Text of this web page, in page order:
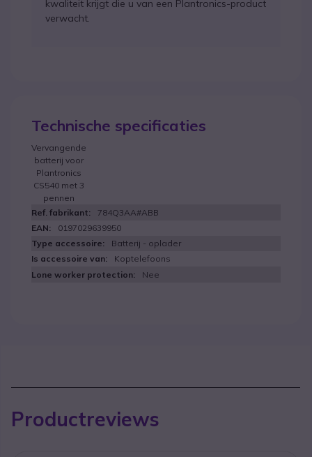
kwaliteit krijgt die u van een Plantronics-product
verwacht.
Technische specificaties
Vervangende
batterij voor
Plantronics
CS540 met 3
pennen
784Q3AA#ABB
0197029639950
Batterij - oplader
Koptelefoons
Nee
Productreviews